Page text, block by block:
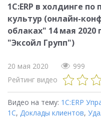
1C:ERP в холдинге
культур (онлайн-
облаках" 14 мая
"Эксойл Групп")
20 мая 2020
999
Рейтинг видео
Видео на тему: 1С:ERP
1С, Доклады клиентов,